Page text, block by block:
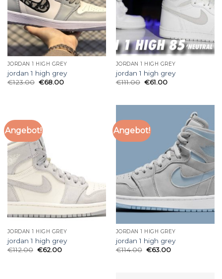
JORDAN 1 HIGH GREY
jordan 1 high grey
€123.00 €68.00
JORDAN 1 HIGH GREY
jordan 1 high grey
€111.00 €61.00
Angebot!
JORDAN 1 HIGH GREY
jordan 1 high grey
€112.00 €62.00
Angebot!
JORDAN 1 HIGH GREY
jordan 1 high grey
€114.00 €63.00